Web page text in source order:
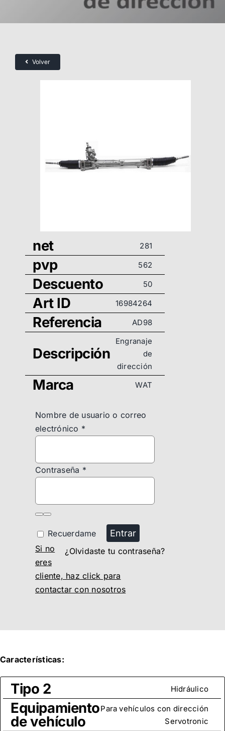
Volver
net 281
pvp 562
Descuento 50
Art ID 16984264
Referencia AD98
Descripción
Engranaje
de
dirección
Marca WAT
Nombre de usuario o correo
electrónico *
Contraseña *
Recuerdame Entrar
¿Olvidaste tu contraseña?
Si no
eres
cliente, haz click para
contactar con nosotros
Características:
Tipo 2 Hidráulico
Equipamiento
de vehículo
Para vehículos con dirección
Servotronic